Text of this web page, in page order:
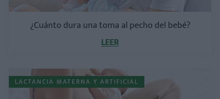
¿Cuánto dura una toma al pecho del bebé?
LEER
LACTANCIA MATERNA Y ARTIFICIAL